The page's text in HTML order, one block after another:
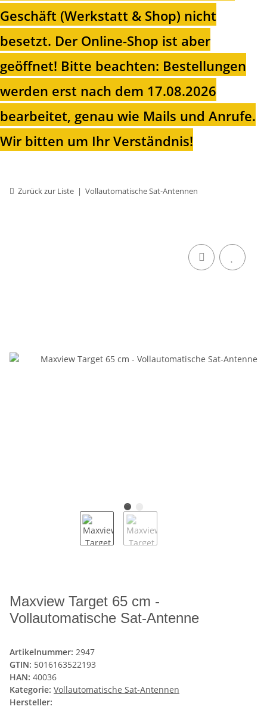
Geschäft (Werkstatt & Shop) nicht
besetzt. Der Online-Shop ist aber
geöffnet! Bitte beachten: Bestellungen
werden erst nach dem 17.08.2026
bearbeitet, genau wie Mails und Anrufe.
Wir bitten um Ihr Verständnis!
Zurück zur Liste Vollautomatische Sat-Antennen
Maxview Target 65 cm -
Vollautomatische Sat-Antenne
Artikelnummer: 2947
GTIN: 5016163522193
HAN: 40036
Kategorie: Vollautomatische Sat-Antennen
Hersteller: